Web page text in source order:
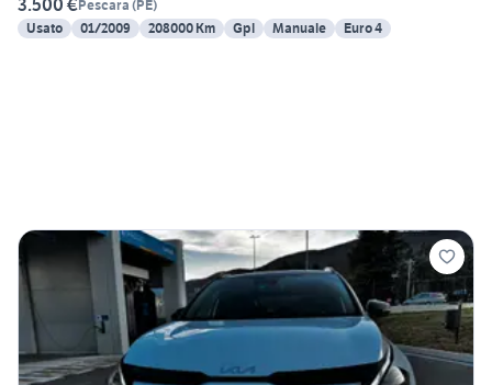
3.500 €Pescara (PE)
Usato
01/2009 208000 Km Gpl Manuale Euro 4